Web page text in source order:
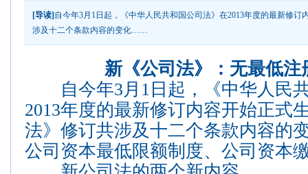
[导读]自今年3月1日起，《中华人民共和国公司法》在2013年度的最新修
涉及十二个条款内容的变化……
新《公司法》：无最低注
自今年3月1日起，《中华人民
2013年度的最新修订内容开始正式
法》修订共涉及十二个条款内容的
公司资本最低限额制度、公司资本